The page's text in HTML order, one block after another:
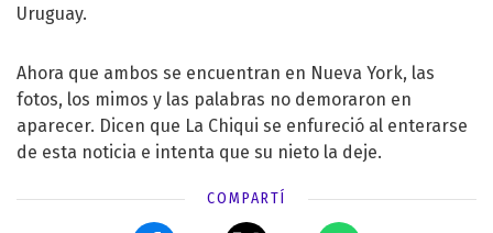
Uruguay.
Ahora que ambos se encuentran en Nueva York, las
fotos, los mimos y las palabras no demoraron en
aparecer. Dicen que La Chiqui se enfureció al enterarse
de esta noticia e intenta que su nieto la deje.
COMPARTÍ